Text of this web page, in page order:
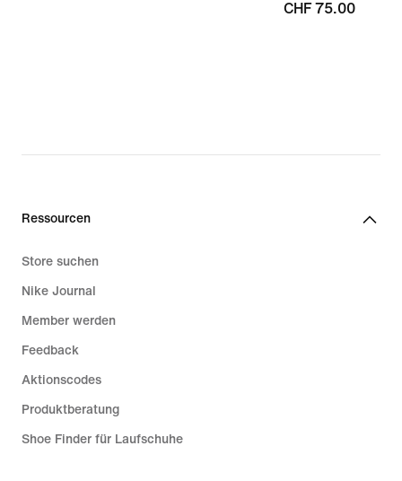
CHF 75.00
CHF 75.00
Ressourcen
Store suchen
Nike Journal
Member werden
Feedback
Aktionscodes
Produktberatung
Shoe Finder für Laufschuhe